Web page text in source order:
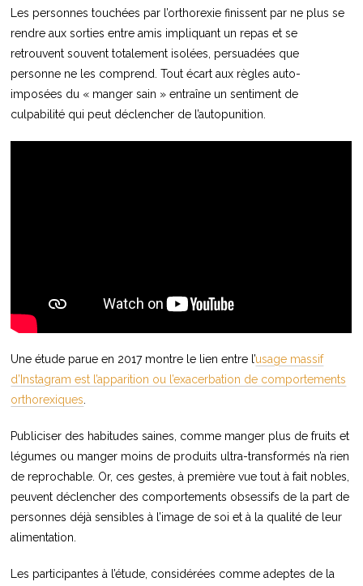
Les personnes touchées par l’orthorexie finissent par ne plus se
rendre aux sorties entre amis impliquant un repas et se
retrouvent souvent totalement isolées, persuadées que
personne ne les comprend. Tout écart aux règles auto-
imposées du « manger sain » entraîne un sentiment de
culpabilité qui peut déclencher de l’autopunition.
Une étude parue en 2017 montre le lien entre l’usage massif
d’Instagram est l’apparition ou l’exacerbation de comportements
orthorexiques
Publiciser des habitudes saines, comme manger plus de fruits et
légumes ou manger moins de produits ultra-transformés n’a rien
de reprochable. Or, ces gestes, à première vue tout à fait nobles,
peuvent déclencher des comportements obsessifs de la part de
personnes déjà sensibles à l’image de soi et à la qualité de leur
alimentation.
Les participantes à l’étude, considérées comme adeptes de la